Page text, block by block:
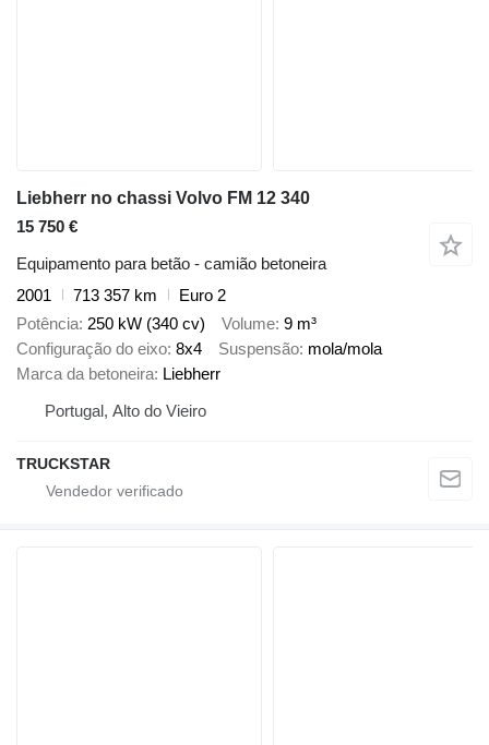
Liebherr no chassi Volvo FM 12 340
15 750 €
Equipamento para betão - camião betoneira
2001
713 357 km
Euro 2
Potência 250 kW (340 cv) Volume 9 m³
Configuração do eixo 8x4 Suspensão mola/mola
Marca da betoneira Liebherr
Portugal, Alto do Vieiro
TRUCKSTAR